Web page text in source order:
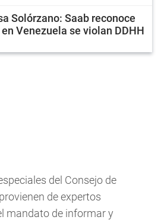
Solórzano: Saab reconoce
Venezuela se violan DDHH
del Consejo de
de expertos
mandato de informar y